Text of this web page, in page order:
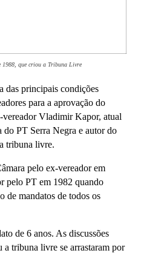
1988, que criou a Tribuna Livre
das principais condições
para a aprovação do
vereador Vladimir Kapor, atual
PT Serra Negra e autor do
tribuna livre.
pelo ex-vereador em
pelo PT em 1982 quando
de mandatos de todos os
de 6 anos. As discussões
tribuna livre se arrastaram por